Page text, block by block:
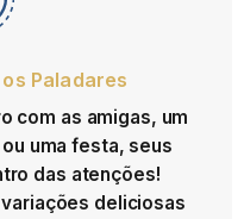
Paladares
com as amigas, um
uma festa, seus
das atenções!
deliciosas